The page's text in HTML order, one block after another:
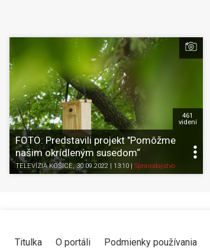
FOTO: Predstavili projekt "Pomôžme
našim okrídleným susedom“
TELEVÍZIA KOŠICE, 30.09.2022 | 13:10 | Spravodajstvo
461
videní
Titulka O portáli Podmienky používania